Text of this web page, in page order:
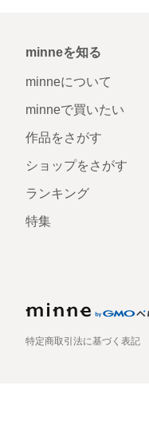
minneを知る
minneについて
minneで買いたい
作品をさがす
ショップをさがす
ランキング
特集
特定商取引法に基づく表記